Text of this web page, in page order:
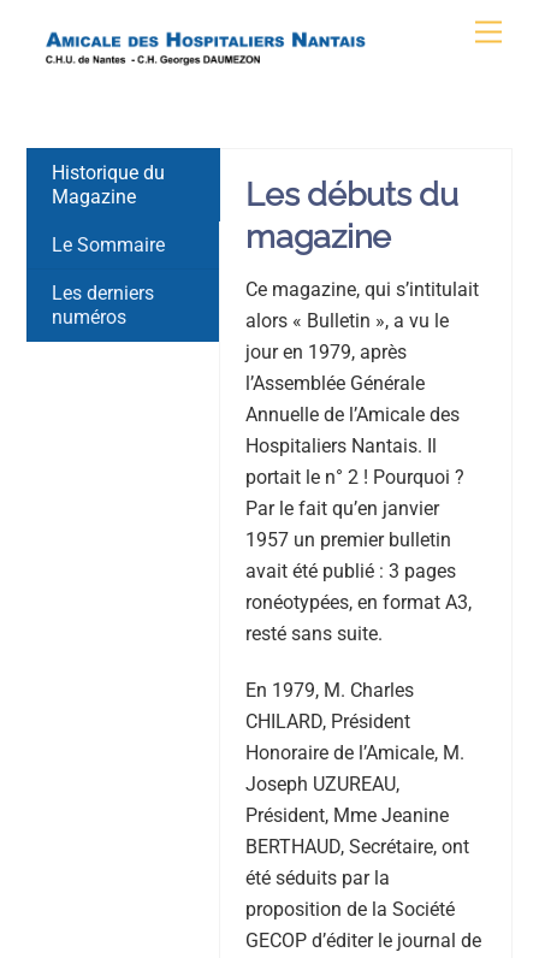
Historique du
Magazine
Le Sommaire
Les derniers
numéros
Les débuts du
magazine
Ce magazine, qui s’intitulait
alors « Bulletin », a vu le
jour en 1979, après
l’Assemblée Générale
Annuelle de l’Amicale des
Hospitaliers Nantais. Il
portait le n° 2 ! Pourquoi ?
Par le fait qu’en janvier
1957 un premier bulletin
avait été publié : 3 pages
ronéotypées, en format A3,
resté sans suite.
En 1979, M. Charles
CHILARD, Président
Honoraire de l’Amicale, M.
Joseph UZUREAU,
Président, Mme Jeanine
BERTHAUD, Secrétaire, ont
été séduits par la
proposition de la Société
GECOP d’éditer le journal de